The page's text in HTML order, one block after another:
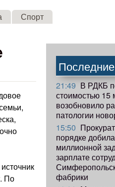
Спорт
По
21:49 В РДКБ
стоимостью 15
возобновило
патологии
15:50
порядке
миллионной
зарплате
фабрики